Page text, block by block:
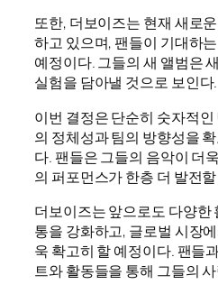
또한, 더보이즈는 현재 새로
하고 있으며, 팬들이 기대하
예정이다. 그들의 새 앨범은
실험을 담아낼 것으로 보인다.
이번 결정은 단순히 숫자적
의 정체성과 팀의 방향성을
다. 팬들은 그들의 음악이 더
의 퍼포먼스가 한층 더 발전
더보이즈는 앞으로도 다양한
통을 강화하고, 글로벌 시장
욱 확고히 할 예정이다. 팬들
트와 활동들을 통해 그들의